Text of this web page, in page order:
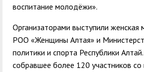
воспитание молодёжи».
Организаторами выступили
РОО «Женщины Алтая» и
политики и спорта Республики
собравшее более 120 участников со